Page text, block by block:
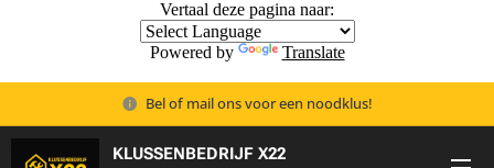
Vertaal deze pagina naar:
Powered by Translate
Bel of mail ons voor een noodklus!
KLUSSENBEDRIJF X22